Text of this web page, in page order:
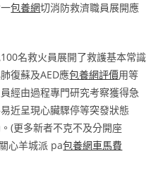
包養網切消防救濟職員展開應
名救火員展開了救護基本常識
復蘇及AED應包養網評價用等
經由過程專門研究考察獲得急
近呈現心臟驟停等突發狀態
(更多新者不克不及分開座
心羊城派 pa包養網車馬費